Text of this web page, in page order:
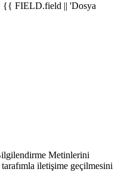
{{ FIELD.field || 'Dosya
Metinlerini
iletişime geçilmesini